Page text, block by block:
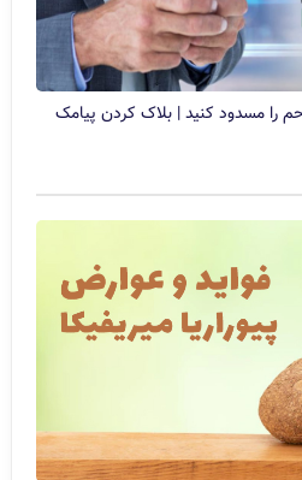
را مسدود کنید | بلاک کردن پیامک